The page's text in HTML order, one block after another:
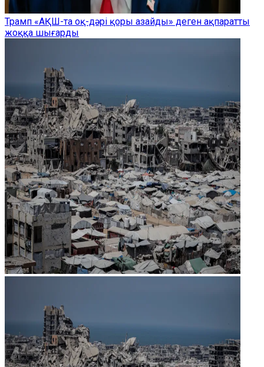
Трамп «АҚШ-та оқ-дәрі қоры азайды» деген ақпаратты
жоққа шығарды